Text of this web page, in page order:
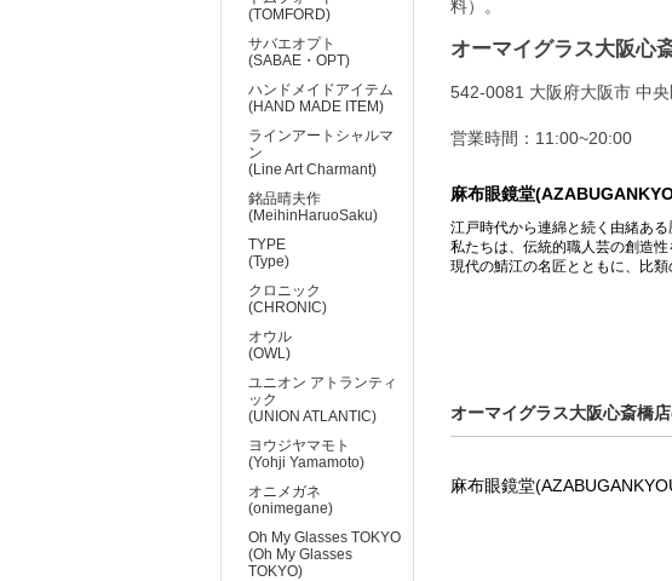
料）。
オーマイグラス大阪心
542-0081 大阪府大阪市 中
営業時間：11:00~20:00
麻布眼鏡堂
江戸時代から連綿と続く由緒あ
私たちは、伝統的職人芸の創造
現代の鯖江の名匠とともに、比
オーマイグラス大阪心斎橋
麻布眼鏡堂
(TOMFORD)
サバエオプト
(SABAE・OPT)
ハンドメイドアイテム
(HAND MADE ITEM)
ラインアートシャルマ
ン
(Line Art Charmant)
銘品晴夫作
(MeihinHaruoSaku)
TYPE
(Type)
クロニック
(CHRONIC)
オウル
(OWL)
ユニオン アトランティ
ック
(UNION ATLANTIC)
ヨウジヤマモト
(Yohji Yamamoto)
オニメガネ
(onimegane)
Oh My Glasses TOKYO
(Oh My Glasses
TOKYO)